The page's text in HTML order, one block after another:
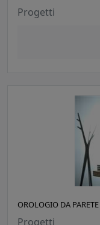
Progetti
OROLOGIO DA
Progetti